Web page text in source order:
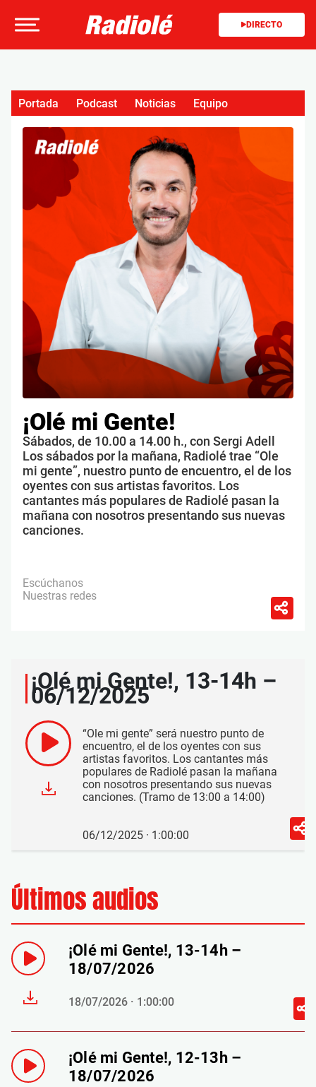
DIRECTO
¡Olé mi Gente!
Sábados, de 10.00 a 14.00 h., con Sergi Adell
Los sábados por la mañana, Radiolé trae “Ole
mi gente”, nuestro punto de encuentro, el de los
oyentes con sus artistas favoritos. Los
cantantes más populares de Radiolé pasan la
mañana con nosotros presentando sus nuevas
canciones.
Escúchanos
Nuestras redes
Portada Podcast Noticias Equipo
¡Olé mi Gente!, 13-14h –
06/12/2025
“Ole mi gente” será nuestro punto de
encuentro, el de los oyentes con sus
artistas favoritos. Los cantantes más
populares de Radiolé pasan la mañana
con nosotros presentando sus nuevas
canciones. (Tramo de 13:00 a 14:00)
06/12/2025 · 1:00:00
Últimos audios
¡Olé mi Gente!, 13-14h –
18/07/2026
18/07/2026 · 1:00:00
¡Olé mi Gente!, 12-13h –
18/07/2026